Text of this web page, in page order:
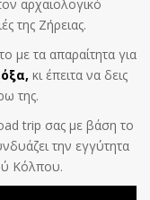
αρχαιολογικό
της Ζήρειας.
με τα απαραίτητα για
κι έπειτα να δεις
της.
trip σας με βάση το
την εγγύτητα
Κόλπου.